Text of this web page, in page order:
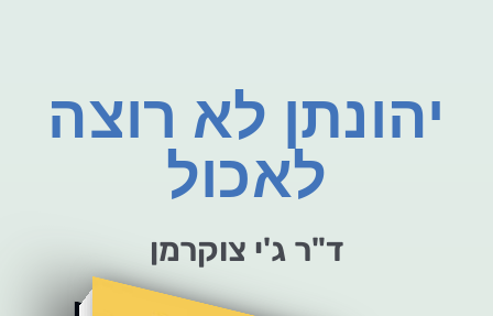
יהונתן לא רוצה
לאכול
ד"ר ג'י צוקרמן